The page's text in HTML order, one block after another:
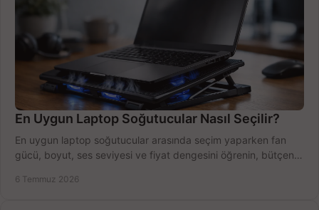
En Uygun Laptop Soğutucular Nasıl Seçilir?
En uygun laptop soğutucular arasında seçim yaparken fan
gücü, boyut, ses seviyesi ve fiyat dengesini öğrenin, bütçenizi
6 Temmuz 2026